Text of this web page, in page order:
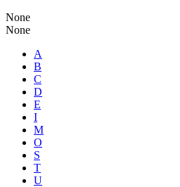
None
None
A
B
C
D
E
I
M
O
S
T
U